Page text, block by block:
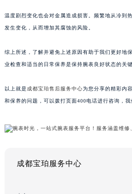
温度剧烈变化也会对金属造成损害。频繁地从冷到
发生变化，从而增加其腐蚀的风险。
综上所述，了解并避免上述原因有助于我们更好地
业检查和适当的日常保养是保持腕表良好状态的关键
以上就是 成都宝珀售后服务中心为您分享的精彩内
和保养的问题，可以拨打页面400电话进行咨询，我
成都宝珀服务中心